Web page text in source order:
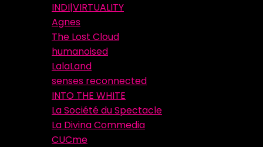
INDI|VIRTUALITY
Agnes
The Lost Cloud
humanoised
LalaLand
senses reconnected
INTO THE WHITE
La Société du Spectacle
La Divina Commedia
CUCme